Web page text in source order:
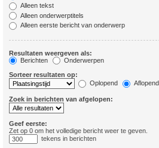
Alleen tekst
Alleen onderwerptitels
Alleen eerste bericht van onderwerp
Resultaten weergeven als:
Berichten
Onderwerpen
Sorteer resultaten op:
Oplopend
Aflopend
Zoek in berichten van afgelopen:
Geef eerste:
Zet op 0 om het volledige bericht weer te geven.
tekens in berichten